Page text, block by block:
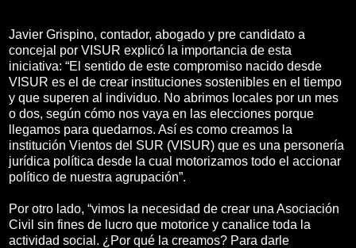
Javier Grispino, contador, abogado y pre candidato a
concejal por VISUR explicó la importancia de esta
iniciativa: “El sentido de este compromiso nacido desde
VISUR es el de crear instituciones sostenibles en el tiempo
y que superen al individuo. No abrimos locales por un mes
o dos, según cómo nos vaya en las elecciones porque
llegamos para quedarnos. Así es como creamos la
institución Vientos del SUR (VISUR) que es una personería
jurídica política desde la cual motorizamos todo el accionar
político de nuestra agrupación”.
Por otro lado, “vimos la necesidad de crear una Asociación
Civil sin fines de lucro que motorice y canalice toda la
actividad social. ¿Por qué la creamos? Para darle